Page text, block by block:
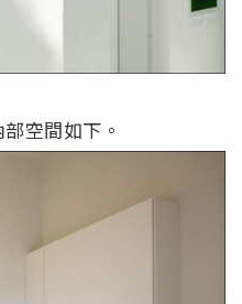
空間如下。